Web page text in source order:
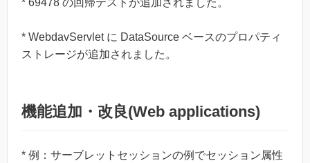
* WebdavServlet に DataSource ベースのプロパティ
ストレージが追加されました。
機能追加・改良(Web applications)
* 例：サーブレットセッションの例でセッション属性